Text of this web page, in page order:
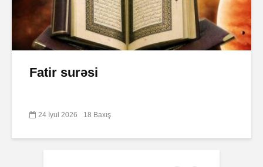
Fatir surəsi
24 İyul 2026 18 Baxış